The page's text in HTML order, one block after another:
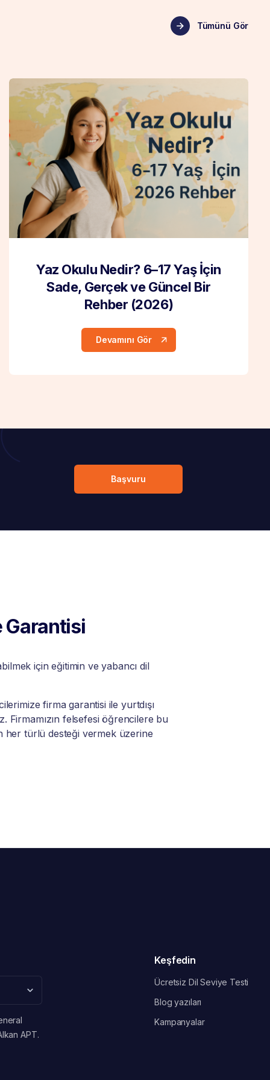
Tümünü Gör
Yaz Okulu Nedir? 6–17 Yaş İçin
Sade, Gerçek ve Güncel Bir
Rehber (2026)
Devamını Gör
Başvuru
Garantisi
için eğitimin ve yabancı dil
firma garantisi ile yurtdışı
Firmamızın felsefesi öğrencilere bu
her türlü desteği vermek üzerine
APT.
Keşfedin
Ücretsiz Dil Seviye Testi
Blog yazıları
Kampanyalar